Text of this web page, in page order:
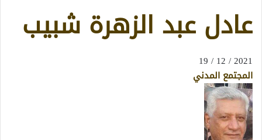
عادل عبد الزهرة شبيب
2021 / 12 / 19
المجتمع المدني